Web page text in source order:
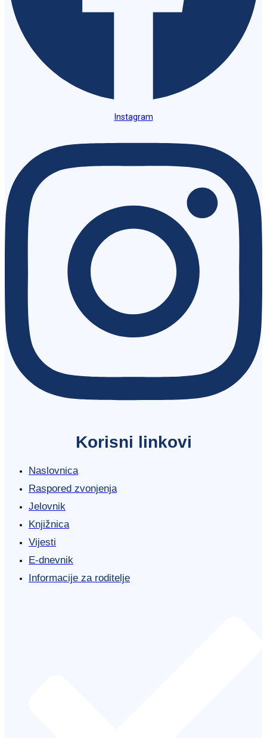
Instagram
Korisni linkovi
Naslovnica
Raspored zvonjenja
Jelovnik
Knjižnica
Vijesti
E-dnevnik
Informacije za roditelje